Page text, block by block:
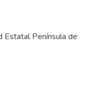
Estatal Península de